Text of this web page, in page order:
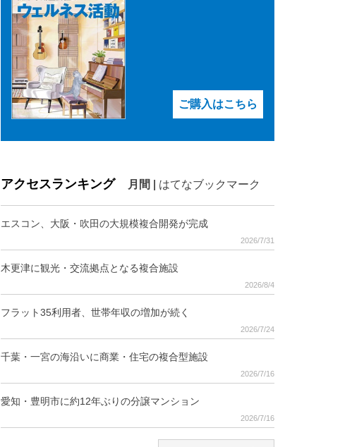
ご購入はこちら
アクセスランキング 月間 はてなブックマーク
エスコン、大阪・吹田の大規模複合開発が完成
2026/7/31
木更津に観光・交流拠点となる複合施設
2026/8/4
フラット35利用者、世帯年収の増加が続く
2026/7/24
千葉・一宮の海沿いに商業・住宅の複合型施設
2026/7/16
愛知・豊明市に約12年ぶりの分譲マンション
2026/7/16